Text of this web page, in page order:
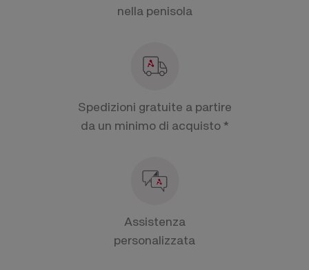
nella penisola
Spedizioni gratuite a partire
da un minimo di acquisto *
Assistenza
personalizzata